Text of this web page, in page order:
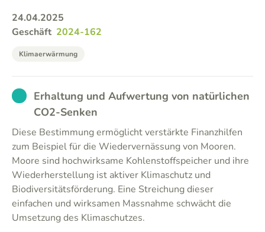
24.04.2025
Geschäft 2024-162
Klimaerwärmung
EXCUSED
Erhaltung und Aufwertung von natürlichen
CO2-Senken
Diese Bestimmung ermöglicht verstärkte Finanzhilfen
zum Beispiel für die Wiedervernässung von Mooren.
Moore sind hochwirksame Kohlenstoffspeicher und ihre
Wiederherstellung ist aktiver Klimaschutz und
Biodiversitätsförderung. Eine Streichung dieser
einfachen und wirksamen Massnahme schwächt die
Umsetzung des Klimaschutzes.